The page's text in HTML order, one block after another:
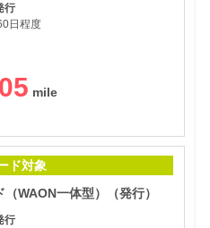
行
日程度
ド対象
WAON一体型）（発行）
行